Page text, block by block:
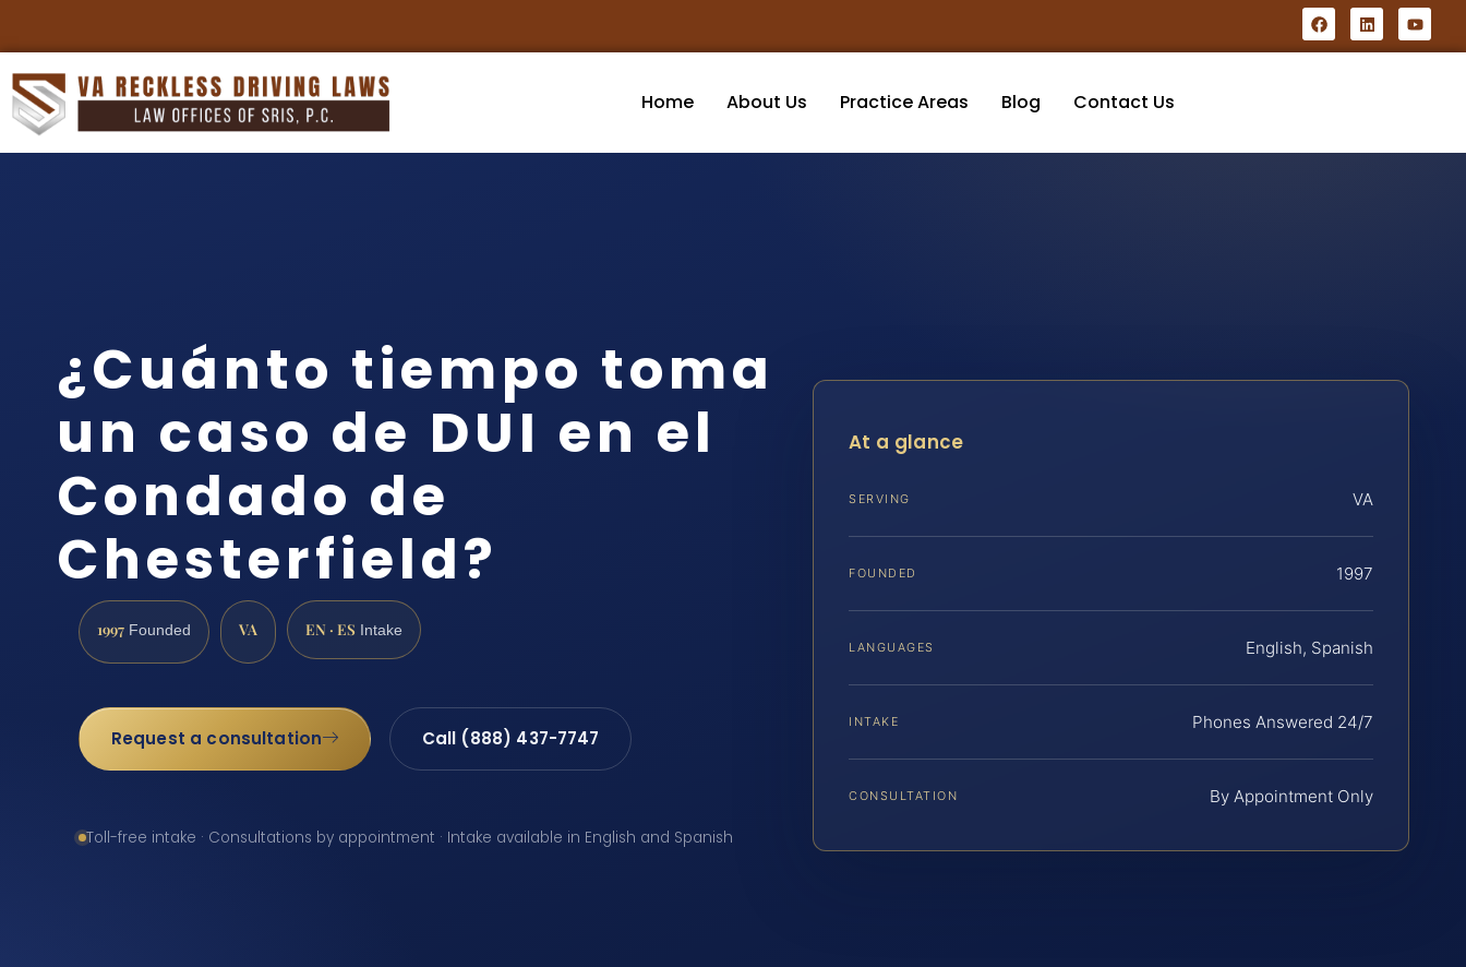
Home About Us Practice Areas Blog Contact Us
¿Cuánto tiempo toma
un caso de DUI en el
Condado de
Chesterfield?
1997 Founded VA EN · ES Intake
Request a consultation Call (888) 437-7747
Toll-free intake · Consultations by appointment · Intake available in English and Spanish
At a glance
SERVING VA
FOUNDED 1997
LANGUAGES English, Spanish
INTAKE Phones Answered 24/7
CONSULTATION By Appointment Only